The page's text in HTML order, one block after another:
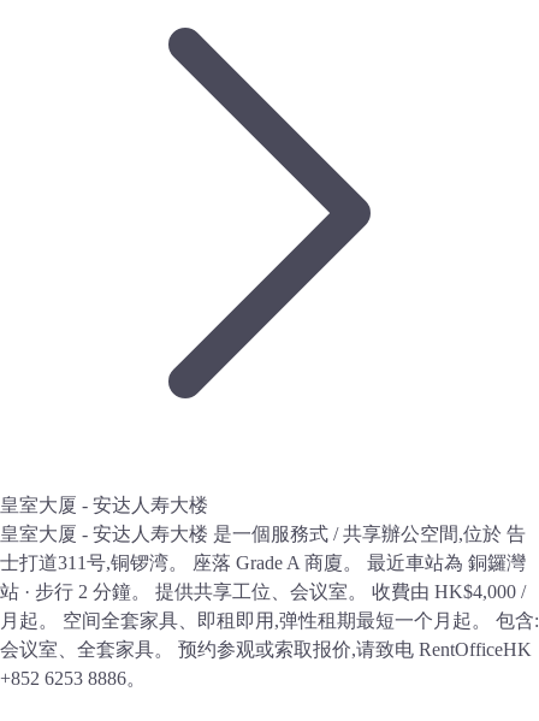
皇室大厦 - 安达人寿大楼
皇室大厦 - 安达人寿大楼 是一個服務式 / 共享辦公空間,位於 告
士打道311号,铜锣湾。 座落 Grade A 商廈。 最近車站為 銅鑼灣
站 · 步行 2 分鐘。 提供共享工位、会议室。 收費由 HK$4,000 /
月起。 空间全套家具、即租即用,弹性租期最短一个月起。 包含:
会议室、全套家具。 预约参观或索取报价,请致电 RentOfficeHK
+852 6253 8886。